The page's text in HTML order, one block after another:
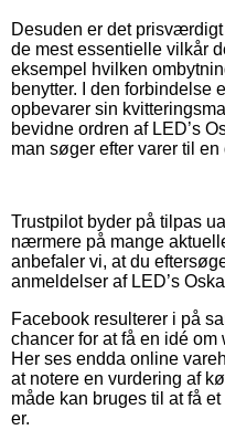
Desuden er det
de mest essentielle vilkår
eksempel hvilken
benytter. I den forbindelse
opbevarer sin
bevidne ordren af LED’s
man søger efter varer til
Trustpilot byder på tilpas
nærmere på mange
anbefaler vi, at du
anmeldelser af LED’s
Facebook resulterer i på
chancer for at få en idé
Her ses endda online
at notere en vurdering af
måde kan bruges til at få
er.